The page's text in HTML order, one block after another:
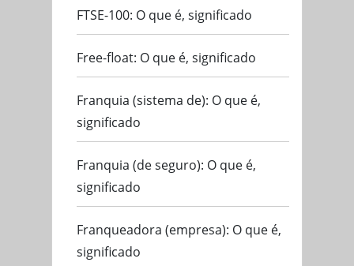
FTSE-100: O que é, significado
Free-float: O que é, significado
Franquia (sistema de): O que é,
significado
Franquia (de seguro): O que é,
significado
Franqueadora (empresa): O que é,
significado